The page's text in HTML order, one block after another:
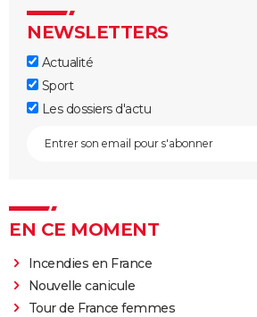
NEWSLETTERS
Actualité
Sport
Les dossiers d'actu
EN CE MOMENT
Incendies en France
Nouvelle canicule
Tour de France femmes